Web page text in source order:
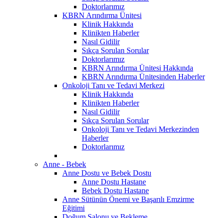
Doktorlarımız
KBRN Arındırma Ünitesi
Klinik Hakkında
Klinikten Haberler
Nasıl Gidilir
Sıkça Sorulan Sorular
Doktorlarımız
KBRN Arındırma Ünitesi Hakkında
KBRN Arındırma Ünitesinden Haberler
Onkoloji Tanı ve Tedavi Merkezi
Klinik Hakkında
Klinikten Haberler
Nasıl Gidilir
Sıkça Sorulan Sorular
Onkoloji Tanı ve Tedavi Merkezinden
Haberler
Doktorlarımız
Anne - Bebek
Anne Dostu ve Bebek Dostu
Anne Dostu Hastane
Bebek Dostu Hastane
Anne Sütünün Önemi ve Başarılı Emzirme
Eğitimi